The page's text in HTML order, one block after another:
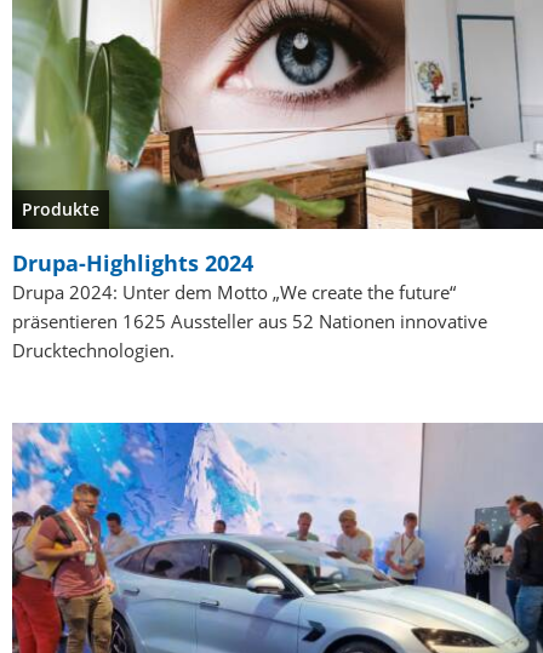
Produkte
Drupa-Highlights 2024
Drupa 2024: Unter dem Motto „We create the future“
präsentieren 1625 Aussteller aus 52 Nationen innovative
Drucktechnologien.